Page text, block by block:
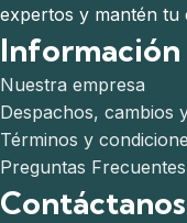
expertos y mantén tu
Información
Nuestra empresa
Despachos, cambios
Términos y
Preguntas Frecuentes
Contáctanos